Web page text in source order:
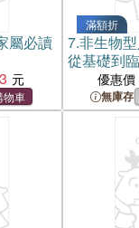
屬必讀
滿額折
7.非生物
從基礎到
優惠價
無庫存